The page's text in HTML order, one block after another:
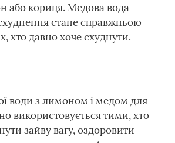
або кориця. Медова вода
стане справжньою
хто давно хоче схуднути.
води з лимоном і медом для
використовується тими, хто
зайву вагу, оздоровити